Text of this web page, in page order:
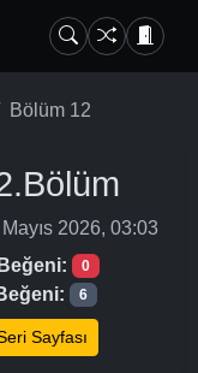
Bölüm 12
2026, 03:03
0
6
Sayfası